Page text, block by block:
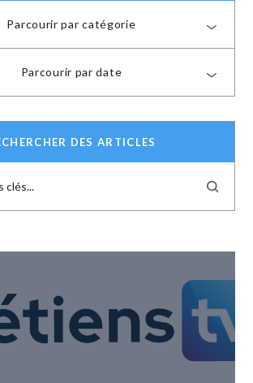
Parcourir par catégorie
Parcourir par date
DES ARTICLES